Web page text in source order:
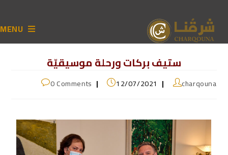
MENU
ستيف بركات ورحلة موسيقيّة
charqouna
12/07/2021
0 Comments